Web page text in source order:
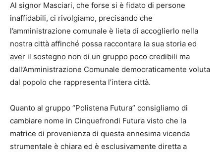
Al signor Masciari, che forse si è fidato di persone
inaffidabili, ci rivolgiamo, precisando che
l’amministrazione comunale è lieta di accoglierlo nella
nostra città affinché possa raccontare la sua storia ed
aver il sostegno non di un gruppo poco credibili ma
dall’Amministrazione Comunale democraticamente voluta
dal popolo che rappresenta l’intera città.
Quanto al gruppo “Polistena Futura” consigliamo di
cambiare nome in Cinquefrondi Futura visto che la
matrice di provenienza di questa ennesima vicenda
strumentale è chiara ed è esclusivamente diretta a